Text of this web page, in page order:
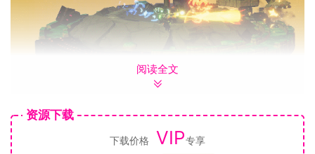
神宝箱来永久解锁新升级和新技能。
你是要搞一套医疗包或者护盾来提升生存能力呢？
还是激活连段系统来提升游戏的快感并获得掉落和经验的加成
阅读全文
资源下载
下载价格 VIP专享